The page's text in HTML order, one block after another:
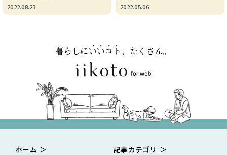
2022.08.23 2022.05.06
暮らしにいいコト、たくさん。
ホーム 記事カテゴリ